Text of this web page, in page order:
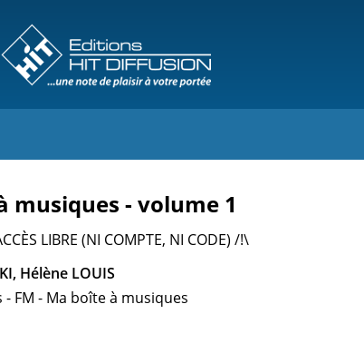
musiques - volume 1
LIBRE (NI COMPTE, NI CODE) /!\
Hélène LOUIS
FM - Ma boîte à musiques